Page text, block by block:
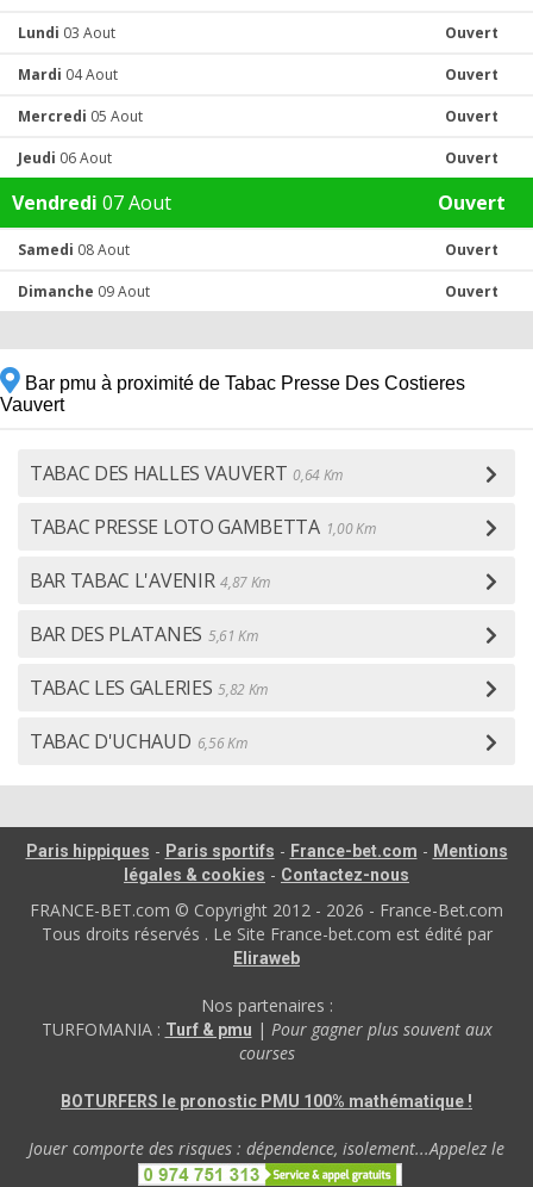
Lundi 03 Aout Ouvert
Mardi 04 Aout Ouvert
Mercredi 05 Aout Ouvert
Jeudi 06 Aout Ouvert
Vendredi 07 Aout Ouvert
Samedi 08 Aout Ouvert
Dimanche 09 Aout Ouvert
Bar pmu à proximité de Tabac Presse Des Costieres
Vauvert
TABAC DES HALLES VAUVERT 0,64 Km
TABAC PRESSE LOTO GAMBETTA 1,00 Km
BAR TABAC L'AVENIR 4,87 Km
BAR DES PLATANES 5,61 Km
TABAC LES GALERIES 5,82 Km
TABAC D'UCHAUD 6,56 Km
Paris hippiques - Paris sportifs - France-bet.com - Mentions
légales & cookies - Contactez-nous
FRANCE-BET.com © Copyright 2012 - 2026 - France-Bet.com
Tous droits réservés . Le Site France-bet.com est édité par
Eliraweb
Nos partenaires :
TURFOMANIA : Turf & pmu | Pour gagner plus souvent aux
courses
BOTURFERS le pronostic PMU 100% mathématique !
Jouer comporte des risques : dépendence, isolement...Appelez le